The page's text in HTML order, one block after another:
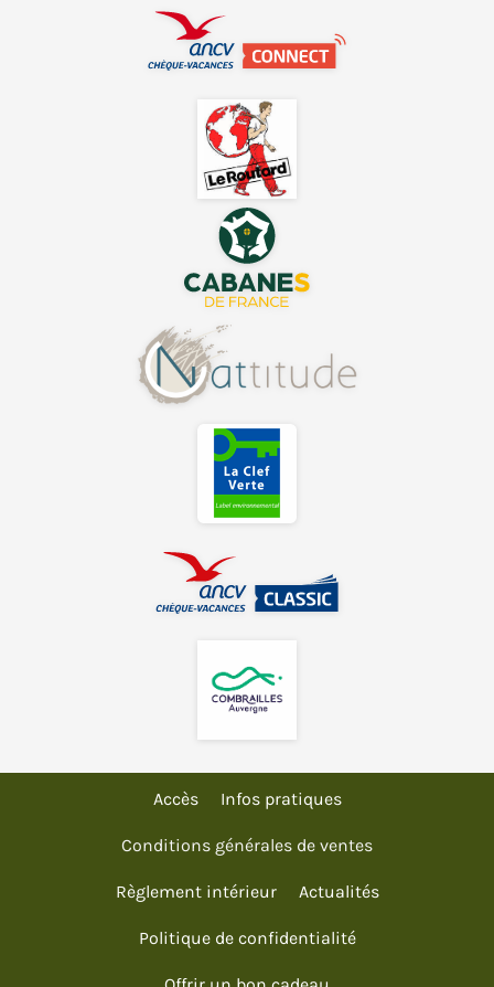
Accès Infos pratiques
Conditions générales de ventes
Règlement intérieur Actualités
Politique de confidentialité